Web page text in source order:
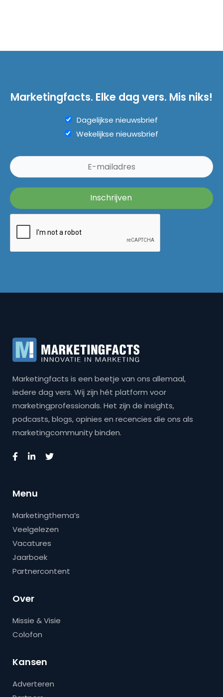
Marketingfacts. Elke dag vers. Mis niks!
Dagelijkse nieuwsbrief
Wekelijkse nieuwsbrief
Marketingfacts is een beetje van ons allemaal,
iedere dag vers. Wij zijn hét platform voor
marketingprofessionals. Het zijn de insights,
podcasts, blogs, opinies en recencies die ons als
marketingcommunity binden.
Menu
Marketingthema’s
Veelgelezen
Vacatures
Jaarboek
Partnercontent
Over
Missie & Visie
Colofon
Kansen
Adverteren